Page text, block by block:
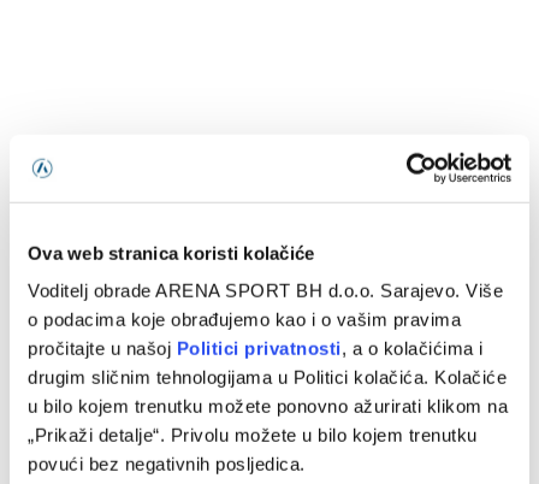
Ova web stranica koristi kolačiće
Voditelj obrade ARENA SPORT BH d.o.o. Sarajevo. Više
o podacima koje obrađujemo kao i o vašim pravima
pročitajte u našoj Politici privatnosti, a o kolačićima i
drugim sličnim tehnologijama u Politici kolačića. Kolačiće
u bilo kojem trenutku možete ponovno ažurirati klikom na
„Prikaži detalje“. Privolu možete u bilo kojem trenutku
povući bez negativnih posljedica.